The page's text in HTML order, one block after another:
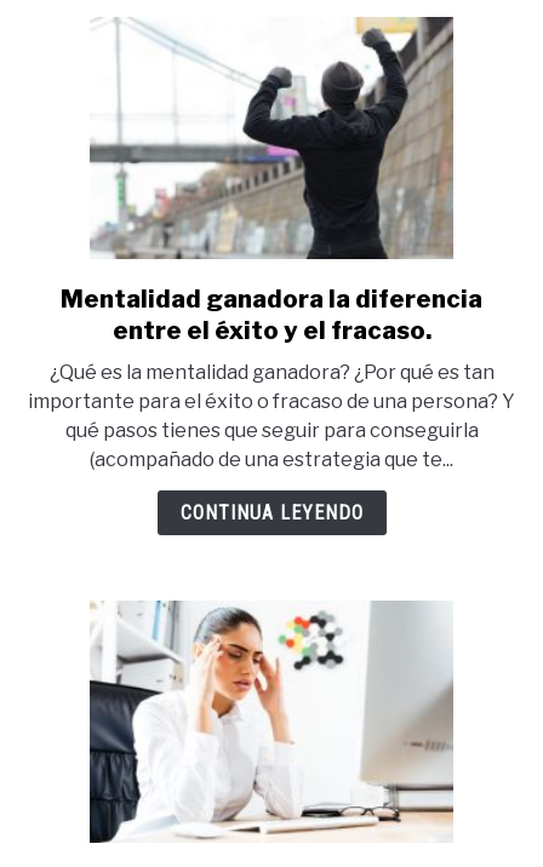
link
to
ganadora
la
diferencia
entre
el
fracaso.
Mentalidad ganadora la diferencia
entre el éxito y el fracaso.
¿Qué es la mentalidad ganadora? ¿Por qué es tan
importante para el éxito o fracaso de una persona? Y
qué pasos tienes que seguir para conseguirla
(acompañado de una estrategia que te...
CONTINUA LEYENDO